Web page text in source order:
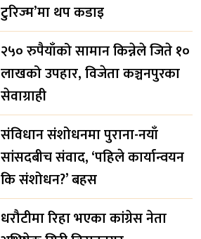
टुरिज्म’मा थप कडाइ
२५० रुपैयाँको सामान किन्नेले जिते १०
लाखको उपहार, विजेता कञ्चनपुरका
सेवाग्राही
संविधान संशोधनमा पुराना-नयाँ
सांसदबीच संवाद, ‘पहिले कार्यान्वयन
कि संशोधन?’ बहस
धरौटीमा रिहा भएका कांग्रेस नेता